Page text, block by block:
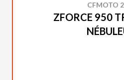
CFMOTO
ZFORCE 950